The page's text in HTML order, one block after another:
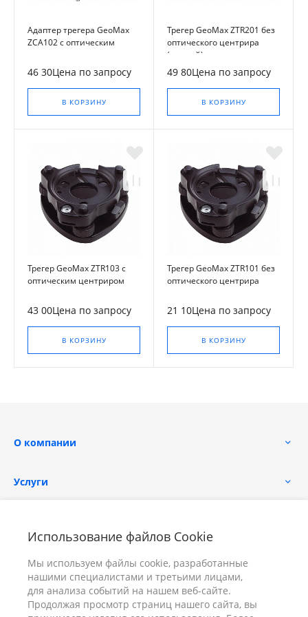
Использование файлов Cookie
Мы используем файлы cookie, разработанные
нашими специалистами и третьими лицами,
для анализа событий на нашем веб-сайте.
Продолжая просмотр страниц нашего сайта, вы
Адаптер трегера GeoMax
ZCA102 с оптическим
46 30Цена по запросу
В КОРЗИНУ
Трегер GeoMax ZTR201 без
оптического центрира
(точный)
49 80Цена по запросу
В КОРЗИНУ
Трегер GeoMax ZTR103 с
оптическим центриром
43 00Цена по запросу
В КОРЗИНУ
Трегер GeoMax ZTR101 без
оптического центрира
21 10Цена по запросу
В КОРЗИНУ
О компании
Услуги